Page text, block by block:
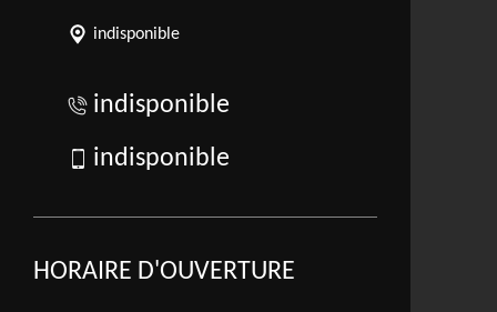
indisponible
indisponible
indisponible
HORAIRE D'OUVERTURE